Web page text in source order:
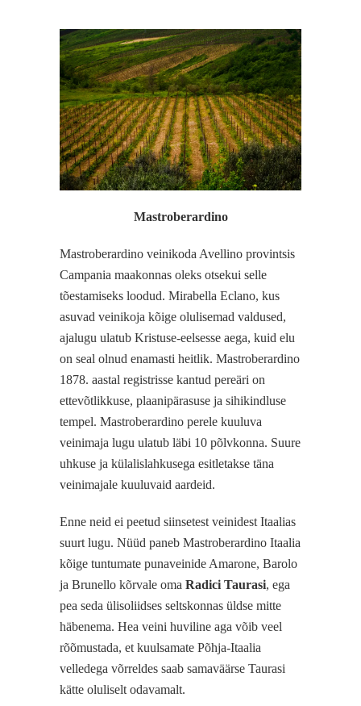
Mastroberardino
Mastroberardino veinikoda Avellino provintsis
Campania maakonnas oleks otsekui selle
tõestamiseks loodud. Mirabella Eclano, kus
asuvad veinikoja kõige olulisemad valdused,
ajalugu ulatub Kristuse-eelsesse aega, kuid elu
on seal olnud enamasti heitlik. Mastroberardino
1878. aastal registrisse kantud pereäri on
ettevõtlikkuse, plaanipärasuse ja sihikindluse
tempel. Mastroberardino perele kuuluva
veinimaja lugu ulatub läbi 10 põlvkonna. Suure
uhkuse ja külalislahkusega esitletakse täna
veinimajale kuuluvaid aardeid.
Enne neid ei peetud siinsetest veinidest Itaalias
suurt lugu. Nüüd paneb Mastroberardino Itaalia
kõige tuntumate punaveinide Amarone, Barolo
ja Brunello kõrvale oma Radici Taurasi, ega
pea seda ülisoliidses seltskonnas üldse mitte
häbenema. Hea veini huviline aga võib veel
rõõmustada, et kuulsamate Põhja-Itaalia
velledega võrreldes saab samaväärse Taurasi
kätte oluliselt odavamalt.